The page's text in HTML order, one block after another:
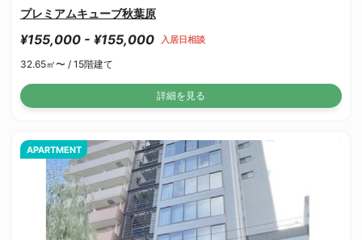
プレミアムキューブ秋葉原
¥155,000 - ¥155,000 入居日相談
32.65㎡〜 / 15階建て
詳細を見る
APARTMENT